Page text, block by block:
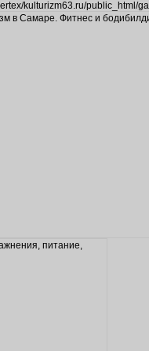
kulturizm63.ru/public_html/